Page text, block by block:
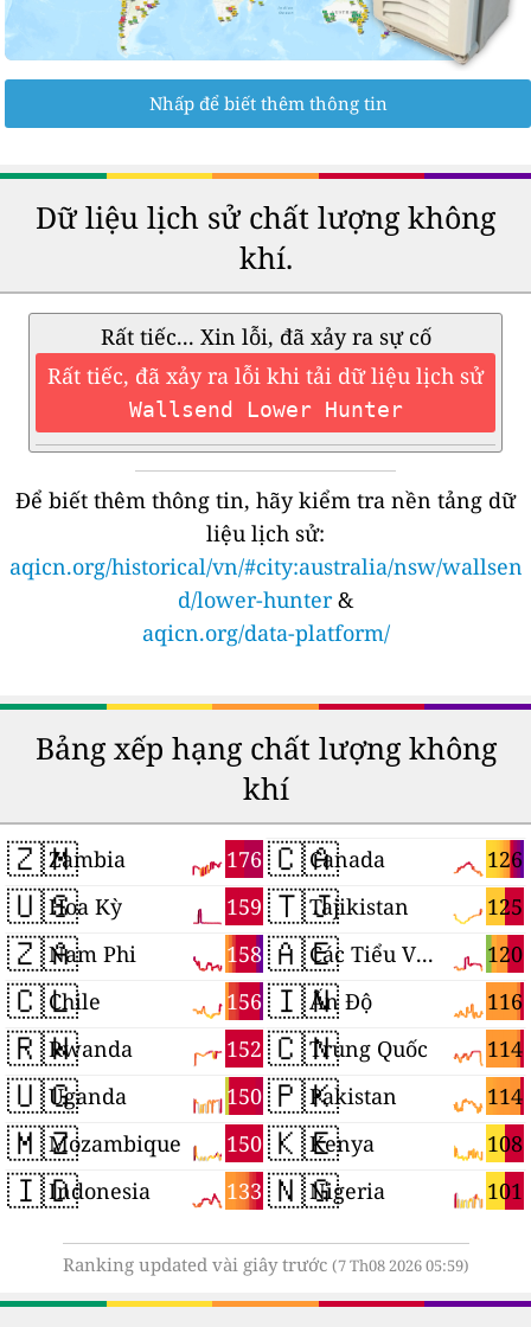
Nhấp để biết thêm thông tin
Dữ liệu lịch sử chất lượng không
khí.
Rất tiếc... Xin lỗi, đã xảy ra sự cố
Rất tiếc, đã xảy ra lỗi khi tải dữ liệu lịch sử
Wallsend Lower Hunter
Để biết thêm thông tin, hãy kiểm tra nền tảng dữ
liệu lịch sử:
aqicn.org/historical/vn/#city:australia/nsw/wallsen
d/lower-hunter&
aqicn.org/data-platform/
Bảng xếp hạng chất lượng không
khí
🇿🇲 176
Zambia
🇺🇸 159
Hoa Kỳ
🇿🇦 158
Nam Phi
🇨🇱 156
Chile
🇷🇼 152
Rwanda
🇺🇬 150
Uganda
🇲🇿 150
Mozambique
🇮🇩 133
Indonesia
🇨🇦 126
Canada
🇹🇯 125
Tajikistan
🇦🇪 120
Các Tiểu Vương quốc Ả Rập Thống nhất
🇮🇳 116
Ấn Độ
🇨🇳 114
Trung Quốc
🇵🇰 114
Pakistan
🇰🇪 108
Kenya
🇳🇬 101
Nigeria
Ranking updated vài giây trước (7 Th08 2026 05:59)